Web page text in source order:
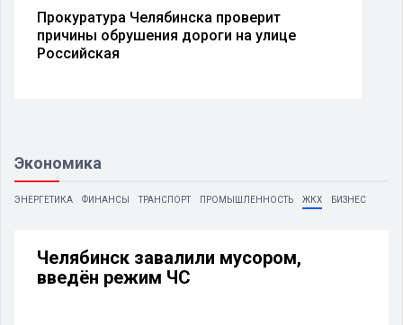
Прокуратура Челябинска проверит
причины обрушения дороги на улице
Российская
Экономика
ЭНЕРГЕТИКА ФИНАНСЫ ТРАНСПОРТ ПРОМЫШЛЕННОСТЬ ЖКХ БИЗНЕС
Челябинск завалили мусором,
введён режим ЧС